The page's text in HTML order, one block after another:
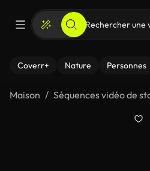
Coverr+ Nature Personnes
Maison Séquences vidéo de